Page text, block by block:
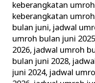
keberangkatan
keberangkatan
bulan juni, jadwal
umroh bulan juni
2026, jadwal umroh
bulan juni 2028,
juni 2024, jadwal